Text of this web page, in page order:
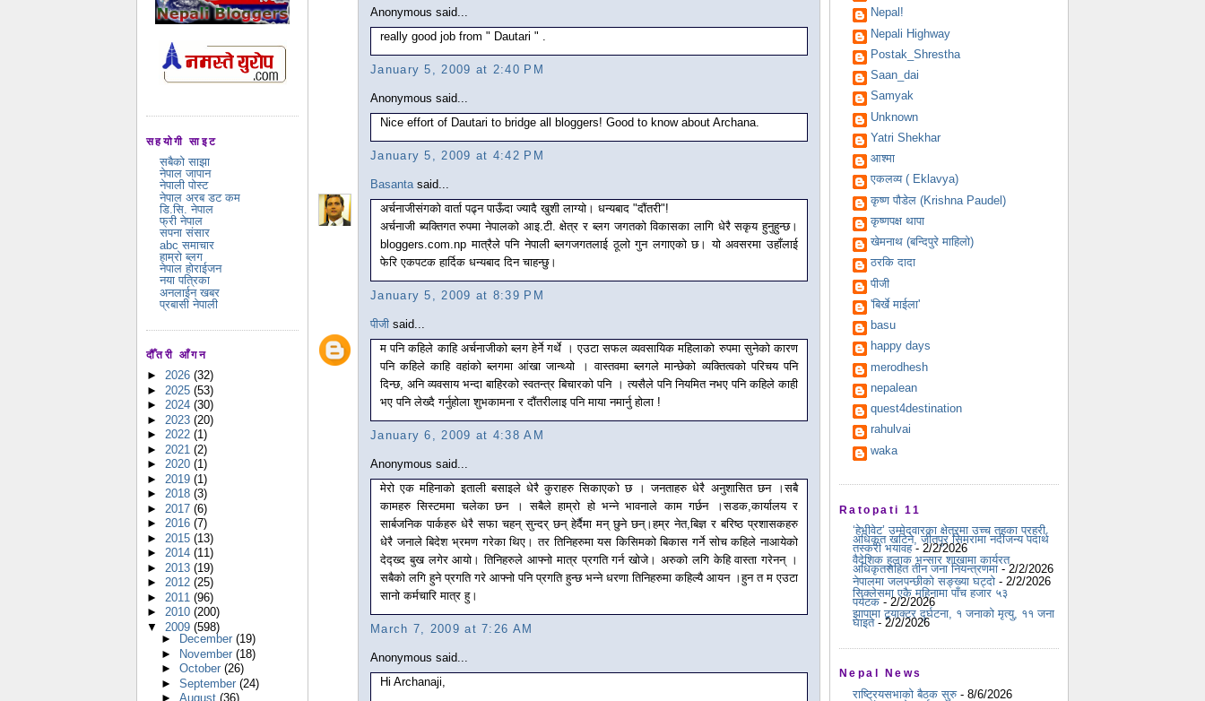
सहयोगी साइट
सबैको साझा
नेपाल जापान
नेपाली पोस्ट
नेपाल अरब डट कम
डि.सि. नेपाल
फ्री नेपाल
सपना संसार
abc समाचार
हाम्रो ब्लग
नेपाल होराईजन
नया पत्रिका
अनलाईन खबर
प्रबासी नेपाली
दौँतरी आँगन
► 2026 (32)
► 2025 (53)
► 2024 (30)
► 2023 (20)
► 2022 (1)
► 2021 (2)
► 2020 (1)
► 2019 (1)
► 2018 (3)
► 2017 (6)
► 2016 (7)
► 2015 (13)
► 2014 (11)
► 2013 (19)
► 2012 (25)
► 2011 (96)
► 2010 (200)
▼ 2009 (598)
►
December (19)
► November (18)
► October (26)
► September (24)
► August (36)
Anonymous said...
really good job from " Dautari " .
January 5, 2009 at 2:40 PM
Anonymous said...
Nice effort of Dautari to bridge all bloggers! Good to know about Archana.
January 5, 2009 at 4:42 PM
Basanta said...
अर्चनाजीसंगको वार्ता पढ्न पाऊँदा ज्यादै खुशी लाग्यो। धन्यबाद "दौंतरी"!
अर्चनाजी ब्यक्तिगत रुपमा नेपालको आइ.टी. क्षेत्र र ब्लग जगतको विकासका लागि धेरै सकृय हुनुहुन्छ।
bloggers.com.np मात्रैले पनि नेपाली ब्लगजगतलाई ठूलो गुन लगाएको छ। यो अवसरमा उहाँलाई
फेरि एकपटक हार्दिक धन्यबाद दिन चाहन्छु।
January 5, 2009 at 8:39 PM
पीजी said...
म पनि कहिले काहि अर्चनाजीको ब्लग हेर्ने गर्थे । एउटा सफल व्यवसायिक महिलाको रुपमा सुनेको कारण
पनि कहिले काहि वहांको ब्लगमा आंखा जान्थ्यो । वास्तवमा ब्लगले मान्छेको व्यक्तित्वको परिचय पनि
दिन्छ, अनि व्यवसाय भन्दा बाहिरको स्वतन्त्र बिचारको पनि । त्यसैले पनि नियमित नभए पनि कहिले काही
भए पनि लेख्दै गर्नुहोला शुभकामना र दौंतरीलाइ पनि माया नमार्नु होला !
January 6, 2009 at 4:38 AM
Anonymous said...
मेरो एक महिनाको इताली बसाइले धेरै कुराहरु सिकाएको छ । जनताहरु धेरै अनुशासित छन ।सबै
कामहरु सिस्टममा चलेका छन । सबैले हाम्रो हो भन्ने भावनाले काम गर्छन ।सडक,कार्यालय र
सार्बजनिक पार्कहरु धेरै सफा चहन् सुन्दर् छन् हेर्दैमा मन् छुने छन्।हम्र नेत,बिज्ञ र बरिष्ठ प्रशासकहरु
धेरै जनाले बिदेश भ्रमण गरेका थिए। तर तिनिहरुमा यस किसिमको बिकास गर्ने सोच कहिले नाआयेको
देद्ख्द बुख लगेर आयो। तिनिहरुले आफ्नो मात्र प्रगति गर्न खोजे। अरुको लगि केहि वास्ता गरेनन् ।
सबैको लगि हुने प्रगति गरे आफ्नो पनि प्रगति हुन्छ भन्ने धरणा तिनिहरुमा कहिल्यै आयन ।हुन त म एउटा
सानो कर्मचारि मात्र हु।
March 7, 2009 at 7:26 AM
Anonymous said...
Hi Archanaji,
Nepal!
Nepali Highway
Postak_Shrestha
Saan_dai
Samyak
Unknown
Yatri Shekhar
आश्मा
एकलव्य ( Eklavya)
कृष्ण पौडेल (Krishna Paudel)
कृष्णपक्ष थापा
खेमनाथ (बन्दिपुरे माहिलो)
ठरकि दादा
पीजी
'बिर्खे माईला'
basu
happy days
merodhesh
nepalean
quest4destination
rahulvai
waka
Ratopati 11
‘हेभीवेट’ उम्मेदवारका क्षेत्रमा उच्च तहका प्रहरी
अधिकृत खटिने, जीतपुर सिमरामा नदीजन्य पदार्थ
तस्करी भयावह- 2/2/2026
वैदेशिक हुलाक भन्सार शाखामा कार्यरत
अधिकृतसहित तीन जना नियन्त्रणमा - 2/2/2026
नेपालमा जलपन्छीको सङ्ख्या घट्दो - 2/2/2026
सिक्लेसमा एकै महिनामा पाँच हजार ५३
पर्यटक - 2/2/2026
झापामा ट्र्याक्टर दुर्घटना, १ जनाको मृत्यु, ११ जना
घाइते- 2/2/2026
Nepal News
राष्ट्रियसभाको बैठक सुरु- 8/6/2026